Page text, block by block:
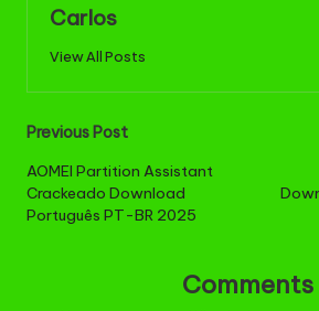
Carlos
View All Posts
Post
navigation
Previous Post
AOMEI Partition Assistant
Crackeado Download
Português PT-BR 2025
Comments